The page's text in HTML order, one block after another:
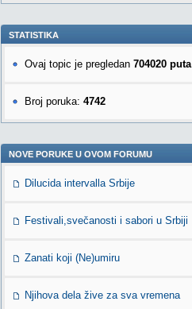
STATISTIKA
Ovaj topic je pregledan 704020 puta
Broj poruka: 4742
NOVE PORUKE U OVOM FORUMU
Dilucida intervalla Srbije
Festivali,svečanosti i sabori u Srbiji
Zanati koji (Ne)umiru
Njihova dela žive za sva vremena